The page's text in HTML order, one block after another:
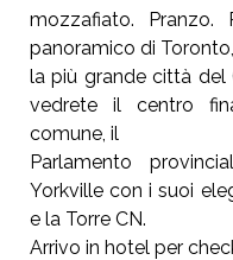
mozzafiato. Pranzo.
panoramico di Toronto,
la più grande città del
vedrete il centro
comune, il
Parlamento
Yorkville con i suoi
e la Torre CN.
Arrivo in hotel per